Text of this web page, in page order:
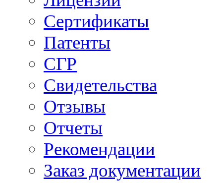
Сертификаты
Патенты
СГР
Свидетельства
Отзывы
Отчеты
Рекомендации
Заказ документации